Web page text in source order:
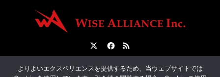
よりよいエクスペリエンスを提供するため、当ウェブサイトでは